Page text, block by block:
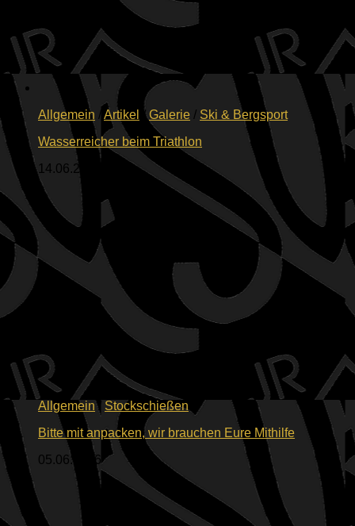
Allgemein / Artikel /Galerie / Ski & Bergsport
Wasserreicher beim Triathlon
14.06.2026
Allgemein/ Stockschießen
Bitte mit anpacken, wir brauchen Eure Mithilfe
05.06.2026